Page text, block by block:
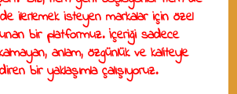
ilerlemek isteyen markalar için özel
bir platformuz. İçeriği sadece
anlam, özgünlük ve kaliteyle
bir yaklaşımla çalışıyoruz.